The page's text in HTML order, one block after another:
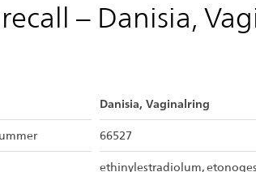
– Danisia,
Danisia, Vaginalring
66527
ethinylestradiolum,